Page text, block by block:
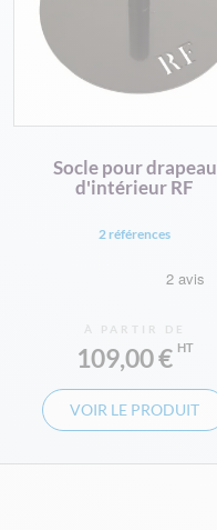
Socle pour drapeau
d'intérieur RF
2 références
À PARTIR DE
109,00 €
VOIR LE PRODUIT